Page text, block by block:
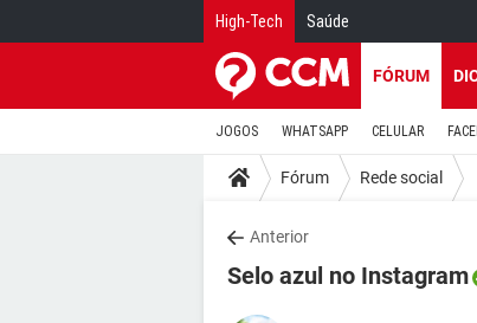
High-Tech Saúde
FÓRUM
JOGOS WHATSAPP CELULAR
Fórum Rede social
Anterior
Selo azul no Instagram